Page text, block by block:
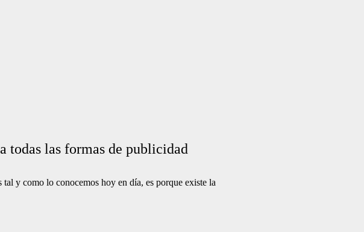
todas las formas de publicidad
y como lo conocemos hoy en día, es porque existe la